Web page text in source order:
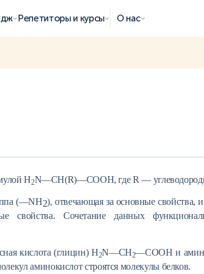
Репетиторы и курсы О нас
H2N—CH(R)—COOH, гдеR —
(—NH2), отвечающая за основные свойства,
свойства. Сочетание данных
кислота (глицин) H2N—CH2—COOH и
аминокислот строятся молекулы белков.